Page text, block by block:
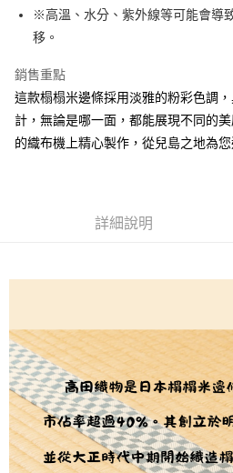
流程，驗證手機門號後，選擇欲分期的期
成交易。
4.訂單成立30分鐘內，如未前往確認交易或
法說明評估內容。
【繳款方式說明】
1.分期款項不併入電信帳單，「大哥付你分
醒簡訊。
1.本服務係由「台灣大哥大股份有限公司」
2.基於同意付款使用「大哥付你分期」之
3.完整用戶服務條款，請詳閱以下連結：
相關說明
【關於「AFTEE先享後付」】
AFTEE先享後付是「在收到商品之後才付
１．簡單：不需註冊會員、不需綁卡、不需
２．便利：只要手機號碼，簡訊認證，即可
【「AFTEE先享後付」結帳流程】
ATM／網路銀行／等多元方式進行付款，
【注意事項】
１．透過由恩沛科技股份有限公司提供之「
易，需依本服務之必要範圍內提供個人資
權轉讓予恩沛科技股份有限公司。
２．關於個人資料處理事宜，請瀏覽以下網
https://aftee.tw/terms/#terms3
３．未成年的使用者請事先徵得法定代理
「AFTEE先享後付」，若未經同意申辦者
ATM付款
全家取貨付款
每筆NT$65，滿NT$1,500(含以上)免
※高溫、水分、紫外線等可能會導
移。
銷售重點
這款榻榻米邊條採用淡雅的粉彩色調
計，無論是哪一面，都能展現不同的
的織布機上精心製作，從兒島之地為您
詳細說明